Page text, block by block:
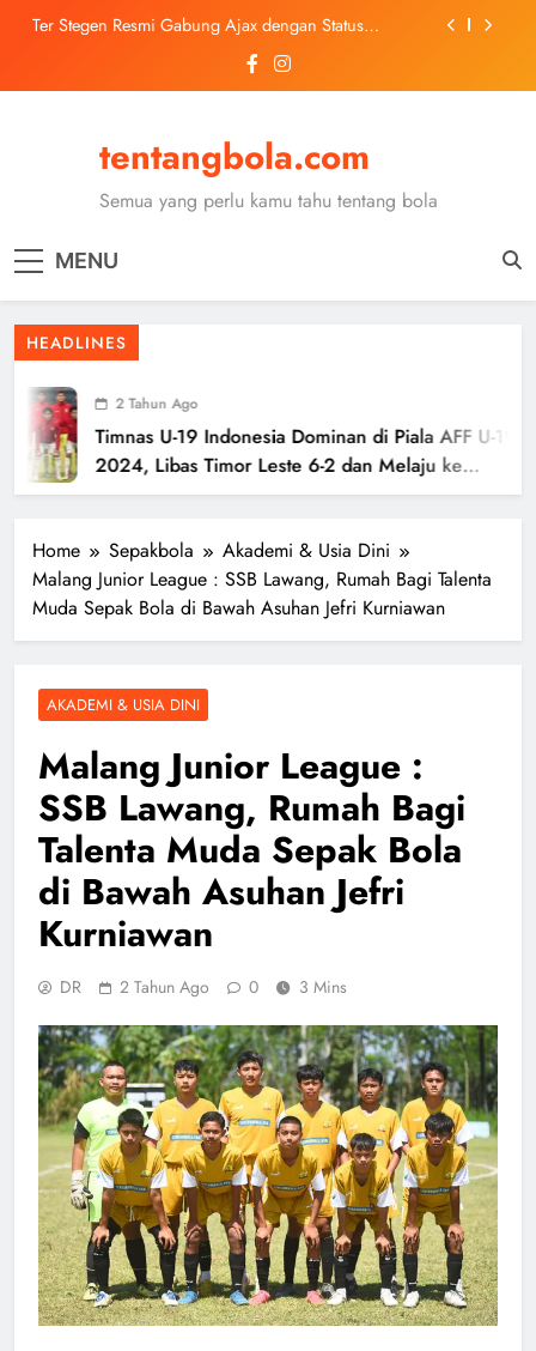
SkipTer Stegen Resmi Gabung Ajax dengan Status
Trabzonspor Mulai Negosiasi Mohamed Salah, Tes
Medis Dijadwalkan 5 Agustus
2026, Siap Tatap Putaran Provinsi
Kerolin Resmi Gabung Barcelona, Transfer
Dilaporkan Pecahkan Rekor Penjualan WSL
Pinjaman dari Barcelona
Trabzonspor Mulai Negosiasi Mohamed Salah, Tes
Medis Dijadwalkan 5 Agustus
Malang United U-13 Juara Piala Soeratin Kota Malang
2026, Siap Tatap Putaran Provinsi
tentangbola.com
Semua yang perlu kamu tahu tentang bola
MENU
HEADLINES
2 Tahun Ago
Timnas U-19 Indonesia Dominan di Piala AFF U-19
2024, Libas Timor Leste 6-2 dan Melaju ke
Semifinal
Home Sepakbola
Akademi & Usia Dini
Malang Junior League : SSB Lawang, Rumah Bagi Talenta
Muda Sepak Bola di Bawah Asuhan Jefri Kurniawan
AKADEMI & USIA DINI
Malang Junior League :
SSB Lawang, Rumah Bagi
Talenta Muda Sepak Bola
di Bawah Asuhan Jefri
Kurniawan
DR 2 Tahun Ago 0 3 Mins